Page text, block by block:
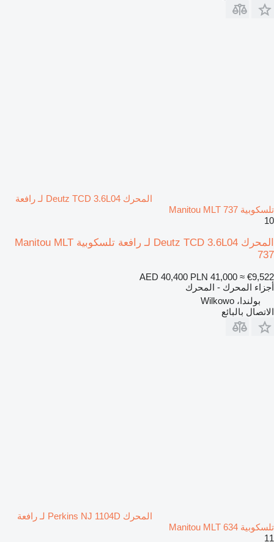
المحرك Deutz TCD 3.6L04 لـ رافعة
تلسكوبية Manitou MLT 737
10
المحرك Deutz TCD 3.6L04 لـ رافعة تلسكوبية Manitou MLT
737
AED 40,400 PLN 41,000 ≈ €9,522
أجزاء المحرك - المحرك
بولندا، Wilkowo
الاتصال بالبائع
المحرك Perkins NJ 1104D لـ رافعة
تلسكوبية Manitou MLT 634
11